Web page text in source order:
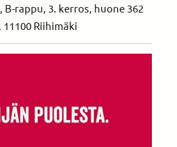
rappu, 3. kerros, huone 362
Riihimäki